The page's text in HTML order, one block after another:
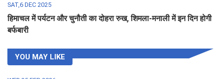
SAT,6 DEC 2025
हिमाचल में पर्यटन और चुनौती का दोहरा रुख, शिमला-मनाली में इन दिन होगी
बर्फबारी
YOU MAY LIKE